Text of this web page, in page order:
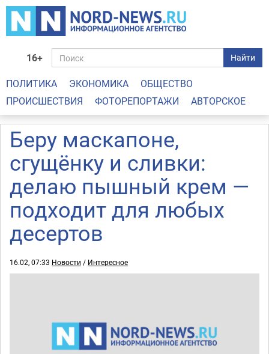
16+ Найти
ПОЛИТИКА ЭКОНОМИКА
ОБЩЕСТВО
ПРОИСШЕСТВИЯ
ФОТОРЕПОРТАЖИ АВТОРСКОЕ
Беру маскапоне,
сгущёнку и сливки:
делаю пышный крем —
подходит для любых
десертов
16.02, 07:33 Новости / Интересное